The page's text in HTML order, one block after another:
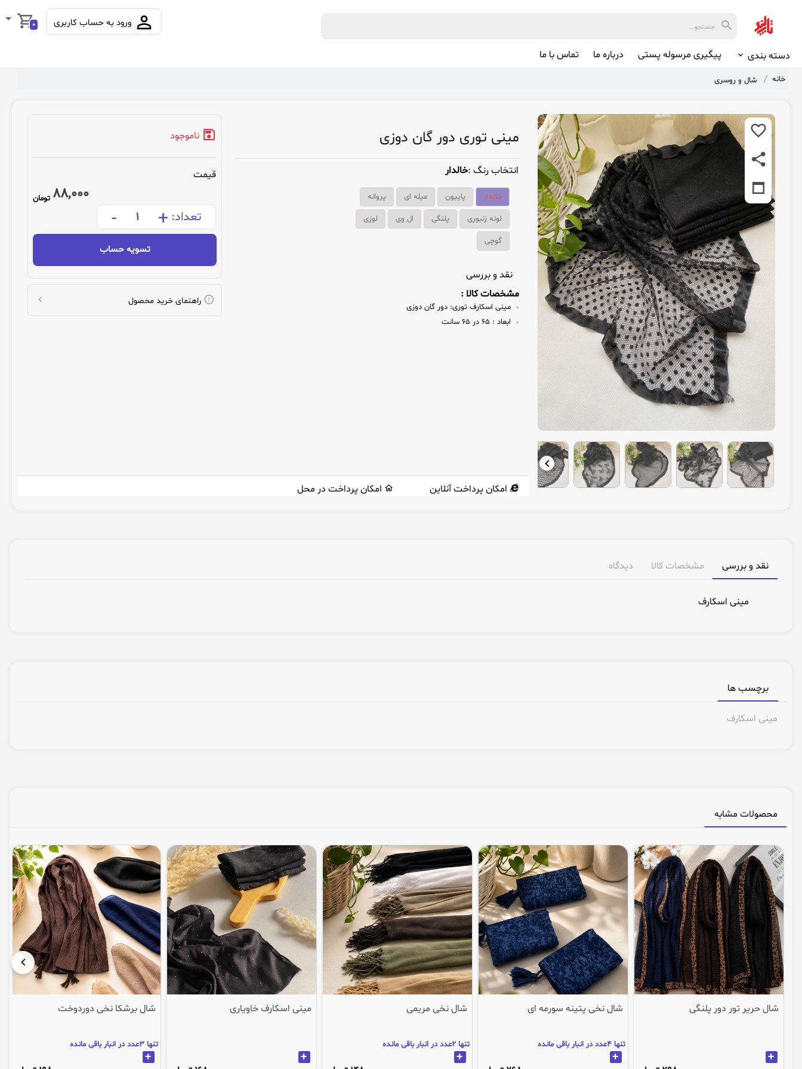
0 ورود به حساب کاربری
دسته بندی پیگیری مرسوله پستی درباره ما تماس با ما
خانه شال و روسری
مینی توری دور گان دوزی
انتخاب رنگ :خالدار
خالدار پاپیون میله ای پروانه
لونه زنبوری پلنگی ال وی لوزی
گوچی
نقد و بررسی
مشخصات کالا :
مینی اسکارف توری: دور گان دوزی
ابعاد :
ناموجود
قیمت
88,000 تومان
تعداد: +
-
تسویه حساب
راهنمای خرید محصول
امکان پرداخت آنلاین امکان پرداخت در محل
نقد و بررسی مشخصات کالا دیدگاه
مینی اسکارف
برچسب ها
مینی اسکارف
محصولات مشابه
شال حریر تور دور پلنگی
+
شال نخی پتینه سورمه ای
تنها 4عدد در انبار باقی مانده
+
شال نخی مریمی
تنها 2عدد در انبار باقی مانده
+
مینی اسکارف خاویاری
+
شال برشکا نخی دوردوخت
تنها 3عدد در انبار باقی مانده
+